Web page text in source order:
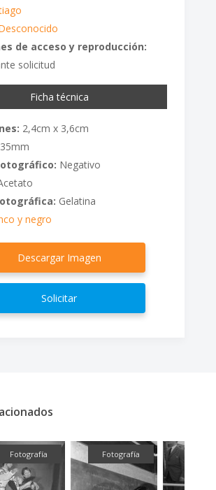
de acceso y reproducción:
solicitud
Ficha técnica
2,4cm x 3,6cm
35mm
Negativo
Gelatina
y negro
Descargar Imagen
Solicitar
Fotografía Fotografía